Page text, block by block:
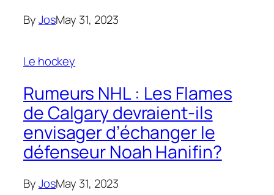
ByJosMay 31, 2023
Le hockey
Rumeurs NHL : Les Flames
de Calgary devraient-ils
envisager d’échanger le
défenseur Noah Hanifin?
ByJosMay 31, 2023